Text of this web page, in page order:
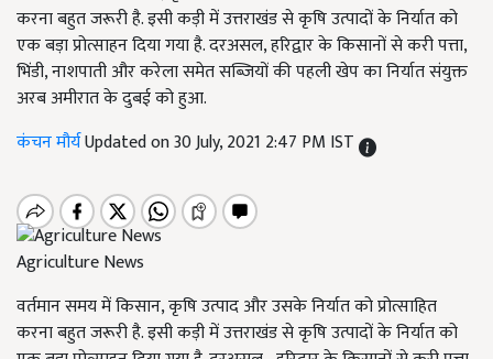
करना बहुत जरूरी है. इसी कड़ी में उत्तराखंड से कृषि उत्पादों के निर्यात को
एक बड़ा प्रोत्साहन दिया गया है. दरअसल, हरिद्वार के किसानों से करी पत्ता,
भिंडी, नाशपाती और करेला समेत सब्जियों की पहली खेप का निर्यात संयुक्त
अरब अमीरात के दुबई को हुआ.
कंचन मौर्यUpdated on 30 July, 2021 2:47 PM IST
Agriculture News
वर्तमान समय में किसान, कृषि उत्पाद और उसके निर्यात को प्रोत्साहित
करना बहुत जरूरी है. इसी कड़ी में उत्तराखंड से कृषि उत्पादों के निर्यात को